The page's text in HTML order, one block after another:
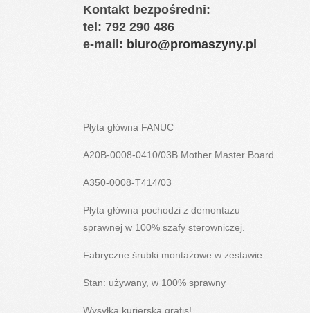
Kontakt bezpośredni:
tel: 792 290 486
e-mail: biuro@promaszyny.pl
Płyta główna FANUC
A20B-0008-0410/03B Mother Master Board
A350-0008-T414/03
Płyta główna pochodzi z demontażu
sprawnej w 100% szafy sterowniczej.
Fabryczne śrubki montażowe w zestawie.
Stan: używany, w 100% sprawny
Wysyłka kurierska gratis!